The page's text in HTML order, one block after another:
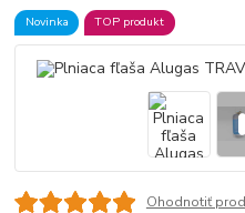
Novinka TOP produkt
Ohodnotiť